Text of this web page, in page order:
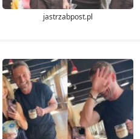
jastrzabpost.pl